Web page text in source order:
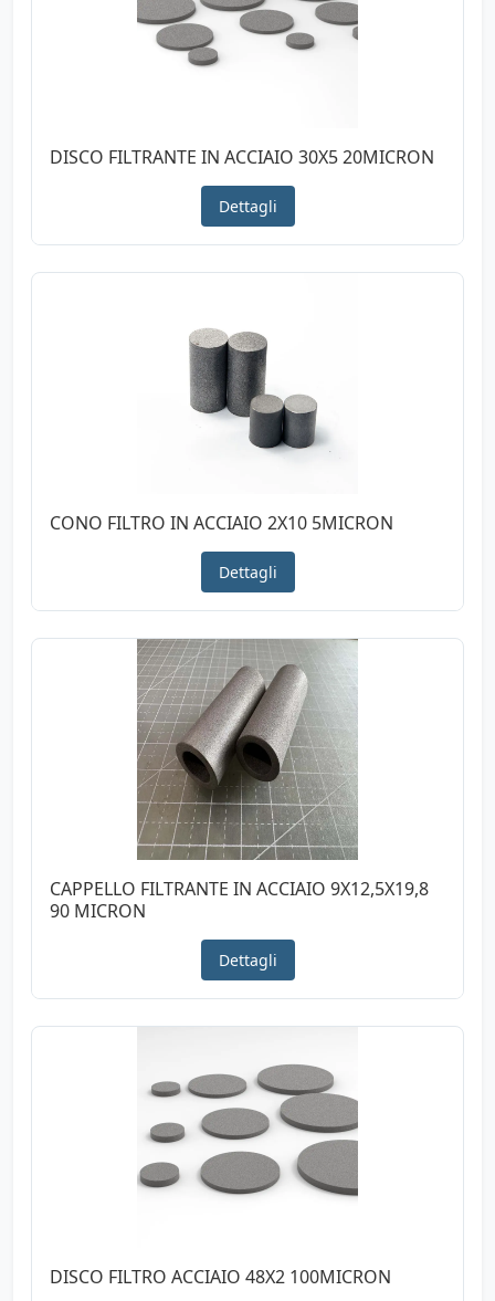
DISCO FILTRANTE IN ACCIAIO 30X5 20MICRON
Dettagli
CONO FILTRO IN ACCIAIO 2X10 5MICRON
Dettagli
CAPPELLO FILTRANTE IN ACCIAIO 9X12,5X19,8
90 MICRON
Dettagli
DISCO FILTRO ACCIAIO 48X2 100MICRON